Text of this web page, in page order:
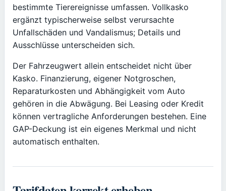
bestimmte Tierereignisse umfassen. Vollkasko
ergänzt typischerweise selbst verursachte
Unfallschäden und Vandalismus; Details und
Ausschlüsse unterscheiden sich.
Der Fahrzeugwert allein entscheidet nicht über
Kasko. Finanzierung, eigener Notgroschen,
Reparaturkosten und Abhängigkeit vom Auto
gehören in die Abwägung. Bei Leasing oder Kredit
können vertragliche Anforderungen bestehen. Eine
GAP-Deckung ist ein eigenes Merkmal und nicht
automatisch enthalten.